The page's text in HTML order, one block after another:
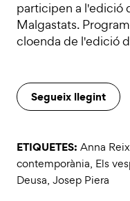
participen a l'edició
Malgastats.
cloenda de l'edició
Segueix llegint
ETIQUETES: Anna
contemporània, Els
Deusa, Josep Piera